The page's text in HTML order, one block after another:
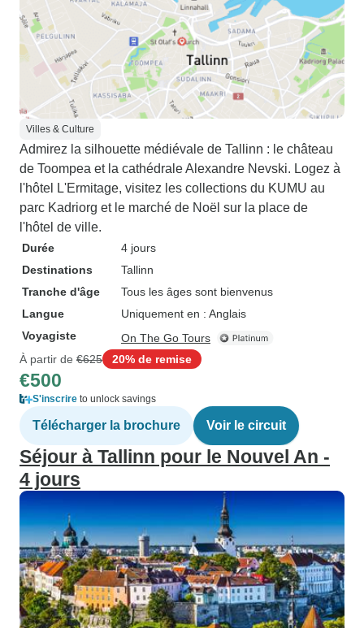
Villes & Culture
Admirez la silhouette médiévale de Tallinn : le château
de Toompea et la cathédrale Alexandre Nevski. Logez à
l'hôtel L'Ermitage, visitez les collections du KUMU au
parc Kadriorg et le marché de Noël sur la place de
l'hôtel de ville.
Durée
4 jours
Destinations
Tallinn
Tranche d'âge
Tous les âges sont bienvenus
Langue
Uniquement en : Anglais
Voyagiste
On The Go Tours
À partir de €625 20% de remise
€500
S'inscrire to unlock savings
Télécharger la brochure Voir le circuit
Séjour à Tallinn pour le Nouvel An -
4 jours